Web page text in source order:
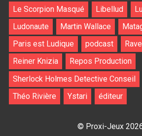
Le Scorpion Masqué
Libellud
Ludonaute
Martin Wallace
Paris est Ludique
podcast
Reiner Knizia
Repos Production
Sherlock Holmes Detective Conseil
Théo Rivière
Ystari éditeur
© Proxi-Jeux